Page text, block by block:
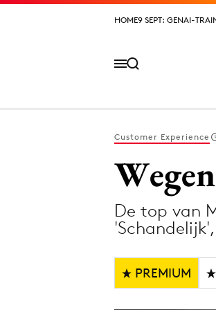
HOME9 SEPT: GENAI-
HOME9 SEPT: GENAI-
Customer Experience
De top van
PREMIUM